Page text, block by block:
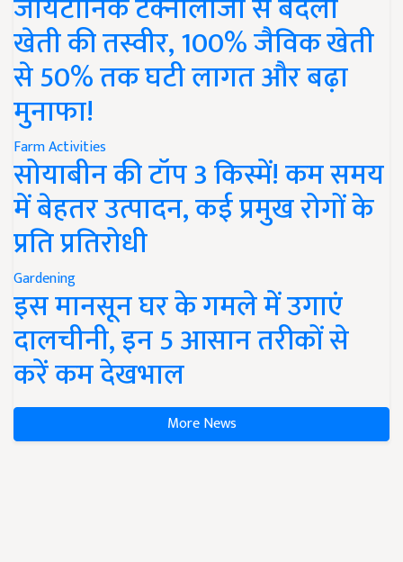
खेती की तस्वीर, 100% जैविक खेती
से 50% तक घटी लागत और बढ़ा
मुनाफा!
Farm Activities
सोयाबीन की टॉप 3 किस्में! कम समय
में बेहतर उत्पादन, कई प्रमुख रोगों के
प्रति प्रतिरोधी
Gardening
इस मानसून घर के गमले में उगाएं
दालचीनी, इन 5 आसान तरीकों से
करें कम देखभाल
More News